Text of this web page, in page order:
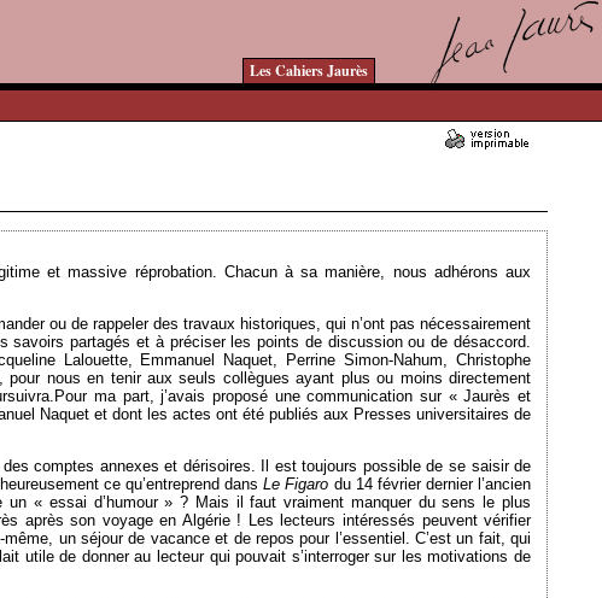
Les Cahiers Jaurès
et massive réprobation. Chacun à sa manière, nous adhérons aux
ou de rappeler des travaux historiques, qui n’ont pas nécessairement
savoirs partagés et à préciser les points de discussion ou de désaccord.
Lalouette, Emmanuel Naquet, Perrine Simon-Nahum, Christophe
nous en tenir aux seuls collègues ayant plus ou moins directement
ma part, j’avais proposé une communication sur « Jaurès et
Naquet et dont les actes ont été publiés aux Presses universitaires de
comptes annexes et dérisoires. Il est toujours possible de se saisir de
ce qu’entreprend dansLe Figaro du 14 février dernier l’ancien
« essai d’humour » ? Mais il faut vraiment manquer du sens le plus
après son voyage en Algérie ! Les lecteurs intéressés peuvent vérifier
un séjour de vacance et de repos pour l’essentiel. C’est un fait, qui
utile de donner au lecteur qui pouvait s’interroger sur les motivations de